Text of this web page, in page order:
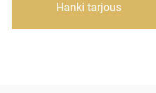
Hanki tarjous